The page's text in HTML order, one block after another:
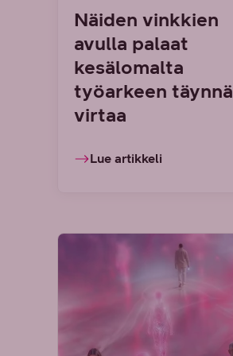
Näiden vinkkien
avulla palaat
kesälomalta
työarkeen täynnä
virtaa
Lue artikkeli